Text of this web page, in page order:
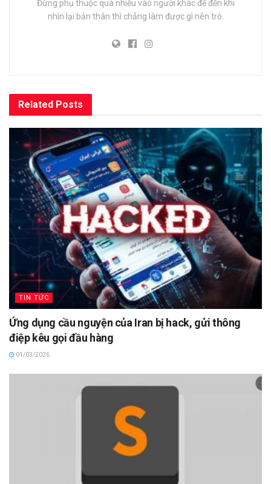
Đừng phụ thuộc quá nhiều vào người khác để đến khi
nhìn lại bản thân thì chẳng làm được gì nên trò.
Related Posts
TIN TỨC
Ứng dụng cầu nguyện của Iran bị hack, gửi thông
điệp kêu gọi đầu hàng
01/03/2026